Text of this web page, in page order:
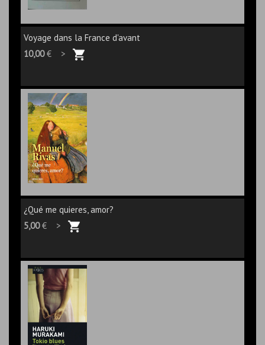
Voyage dans la France d'avant
10,00€ >
¿Qué me quieres, amor?
5,00€ >